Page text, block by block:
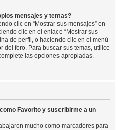
mensajes y temas?
clic en “Mostrar sus mensajes” en
clic en el enlace “Mostrar sus
de perfil, o haciendo clic en el menú
del foro. Para buscar sus temas, utilice
las opciones apropiadas.
Favorito y suscribirme a un
mucho como marcadores para